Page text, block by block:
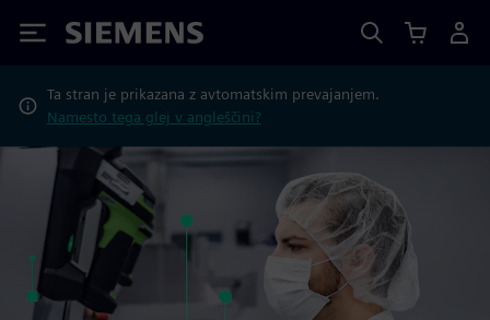
Siemens
Ta stran je prikazana z avtomatskim prevajanjem.
Namesto tega glej v angleščini?